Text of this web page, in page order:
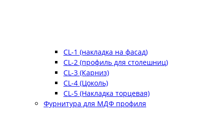
CL-1 (накладка на фасад)
CL-2 (профиль для столешниц)
CL-3 (Карниз)
CL-4 (Цоколь)
CL-5 (Накладка торцевая)
Фурнитура для МДФ профиля